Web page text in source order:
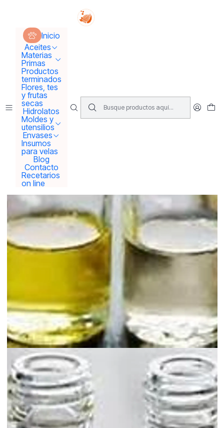
Inicio
Aceites
Materias
Primas
Productos
terminados
Flores, tes
y frutas
secas
Hidrolatos
Moldes y
utensilios
Envases
Insumos
para velas
Blog
Contacto
Recetarios
on line
Tus sueños se concretan aquí !!!
Recarga de aromaterapia 50 y 100 ml